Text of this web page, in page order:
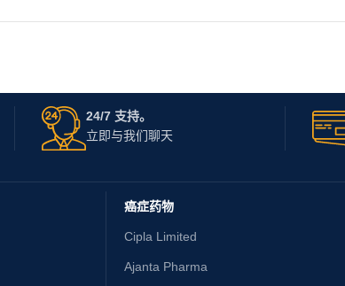
24/7 支持。
立即与我们聊天
癌症药物
Cipla Limited
Ajanta Pharma